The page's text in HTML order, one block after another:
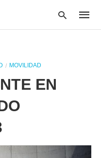
MOVILIDAD
EN